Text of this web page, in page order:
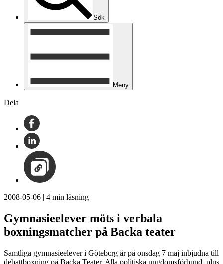
Sök
Meny
Dela
2008-05-06 | 4 min läsning
Gymnasieelever möts i verbala
boxningsmatcher på Backa teater
Samtliga gymnasieelever i Göteborg är på onsdag 7 maj inbjudna till
debattboxning på Backa Teater. Alla politiska ungdomsförbund, plus